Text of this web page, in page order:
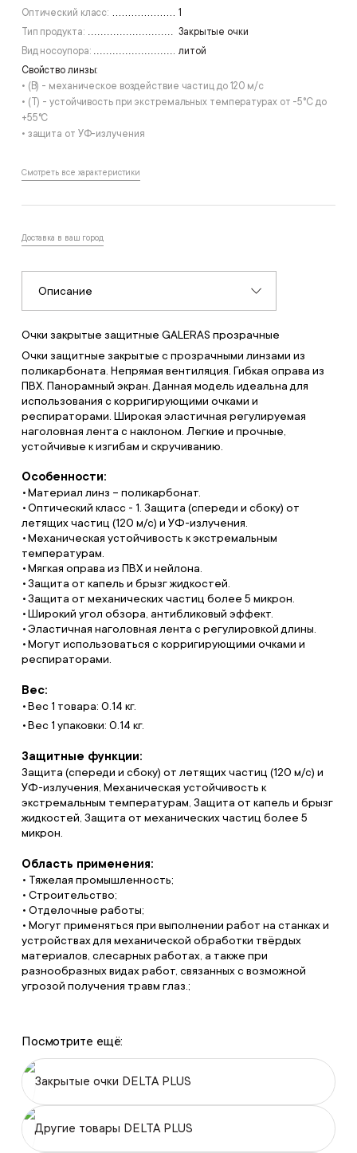
Оптический класс:
1
Тип продукта:
Закрытые очки
Вид носоупора:
литой
Свойство линзы:
• (B) - механическое воздействие частиц до 120 м/с
• (T) - устойчивость при экстремальных температурах от -5°С до
+55°С
• защита от УФ-излучения
Смотреть все характеристики
Доставка в ваш город
Описание
Очки закрытые защитные GALERAS прозрачные
Очки защитные закрытые с прозрачными линзами из
поликарбоната. Непрямая вентиляция. Гибкая оправа из
ПВХ. Панорамный экран. Данная модель идеальна для
использования с корригирующими очками и
респираторами. Широкая эластичная регулируемая
наголовная лента с наклоном. Легкие и прочные,
устойчивые к изгибам и скручиванию.
Особенности:
Материал линз – поликарбонат.
Оптический класс - 1. Защита (спереди и сбоку) от
летящих частиц (120 м/с) и УФ-излучения.
Механическая устойчивость к экстремальным
температурам.
Мягкая оправа из ПВХ и нейлона.
Защита от капель и брызг жидкостей.
Защита от механических частиц более 5 микрон.
Широкий угол обзора, антибликовый эффект.
Эластичная наголовная лента с регулировкой длины.
Могут использоваться с корригирующими очками и
респираторами.
Вес:
Вес 1 товара: 0.14 кг.
Вес 1 упаковки: 0.14 кг.
Защитные функции:
Защита (спереди и сбоку) от летящих частиц (120 м/с) и
УФ-излучения, Механическая устойчивость к
экстремальным температурам, Защита от капель и брызг
жидкостей, Защита от механических частиц более 5
микрон.
Область применения:
• Тяжелая промышленность;
• Строительство;
• Отделочные работы;
• Могут применяться при выполнении работ на станках и
устройствах для механической обработки твёрдых
материалов, слесарных работах, а также при
разнообразных видах работ, связанных с возможной
угрозой получения травм глаз.;
Посмотрите ещё:
Закрытые очки DELTA PLUS
Другие товары DELTA PLUS